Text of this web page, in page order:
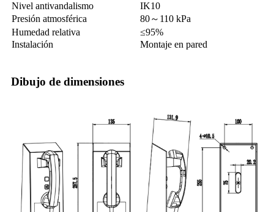
Nivel antivandalismo
IK10
Presión atmosférica
80～110 kPa
Humedad relativa
≤95%
Instalación
Montaje en pared
Dibujo de dimensiones